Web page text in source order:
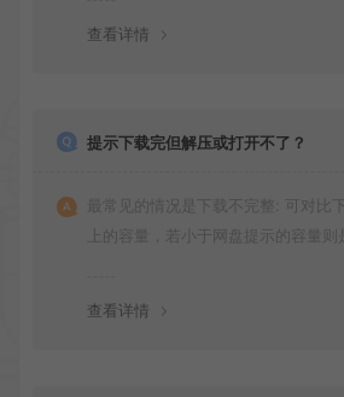
查看详情
提示下载完但解压或打开不了？
最常见的情况是下载不完整: 可对比
上的容量，若小于网盘提示的容量则
查看详情